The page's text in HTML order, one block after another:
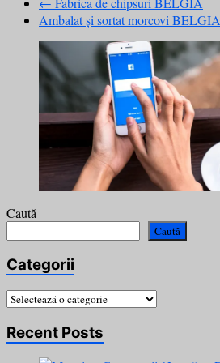
Ambalat și sortat morcovi BELGIA
Caută
Caută
Categorii
Categorii
Recent Posts